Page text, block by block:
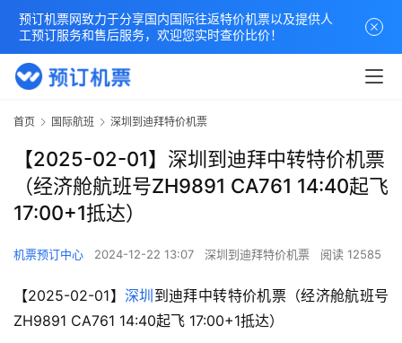
首页 国际航班 深圳到迪拜特价机票
【2025-02-01】深圳到迪拜中转特价机票
（经济舱航班号ZH9891 CA761 14:40起飞
17:00+1抵达）
机票预订中心 2024-12-22 13:07 深圳到迪拜特价机票 阅读 12585
【2025-02-01】深圳 到迪拜中转特价机票（经济舱航班号
ZH9891 CA761 14:40起飞 17:00+1抵达）
预订机票网致力于分享国内国际往返特价机票以及提供人
工预订服务和售后服务，欢迎您实时查价比价！